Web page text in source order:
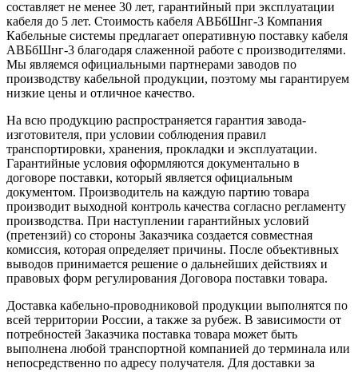
составляет не менее 30 лет, гарантийный при эксплуатации
кабеля до 5 лет. Стоимость кабеля АВБбШнг-3 Компания
Кабельные системы предлагает оперативную поставку кабеля
АВБбШнг-3 благодаря слаженной работе с производителями.
Мы являемся официальными партнерами заводов по
производству кабельной продукции, поэтому мы гарантируем
низкие цены и отличное качество.
На всю продукцию распространяется гарантия завода-
изготовителя, при условии соблюдения правил
транспортировки, хранения, прокладки и эксплуатации.
Гарантийные условия оформляются документально в
договоре поставки, который является официальным
документом. Производитель на каждую партию товара
производит выходной контроль качества согласно регламенту
производства. При наступлении гарантийных условий
(претензий) со стороны Заказчика создается совместная
комиссия, которая определяет причины. После объективных
выводов принимается решение о дальнейших действиях и
правовых форм регулирования Договора поставки товара.
Доставка кабельно-проводниковой продукции выполнятся по
всей территории России, а также за рубеж. В зависимости от
потребностей Заказчика поставка товара может быть
выполнена любой транспортной компанией до терминала или
непосредственно по адресу получателя. Для доставки за